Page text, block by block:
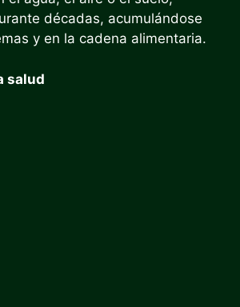
décadas, acumulándose
y en la cadena alimentaria.
salud